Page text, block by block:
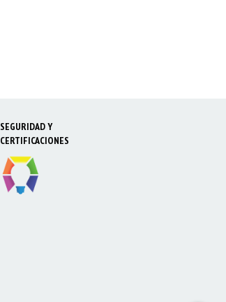
SEGURIDAD Y
CERTIFICACIONES